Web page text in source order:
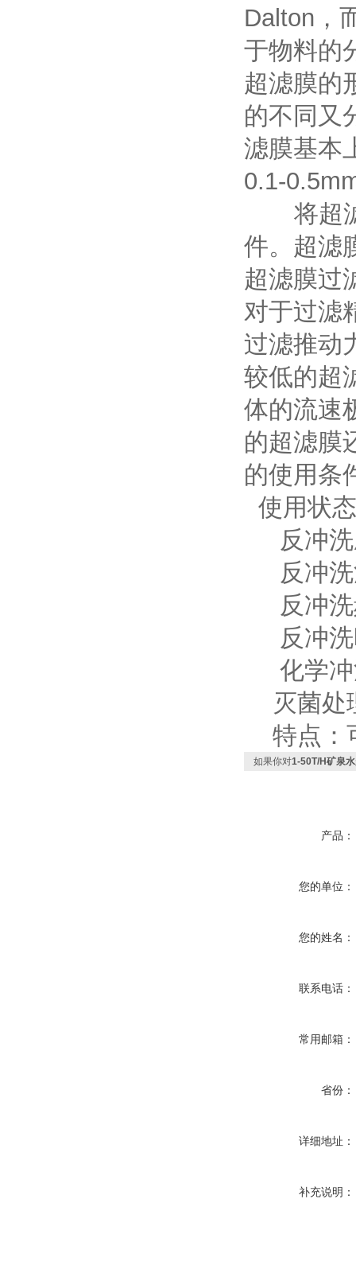
Dalton，
于物料的
超滤膜的
的不同又
滤膜基本
0.1-
将超滤
件。超滤
超滤膜过
对于过滤
过滤推动
较低的超
体的流速
的超滤膜
的使用条
使用状
反冲洗
反冲洗
反冲洗
反冲洗
化学冲
灭菌处
特点：
如果你对1-50T/H矿泉
产品：
您的单位：
您的姓名：
联系电话：
常用邮箱：
省份：
详细地址：
补充说明：